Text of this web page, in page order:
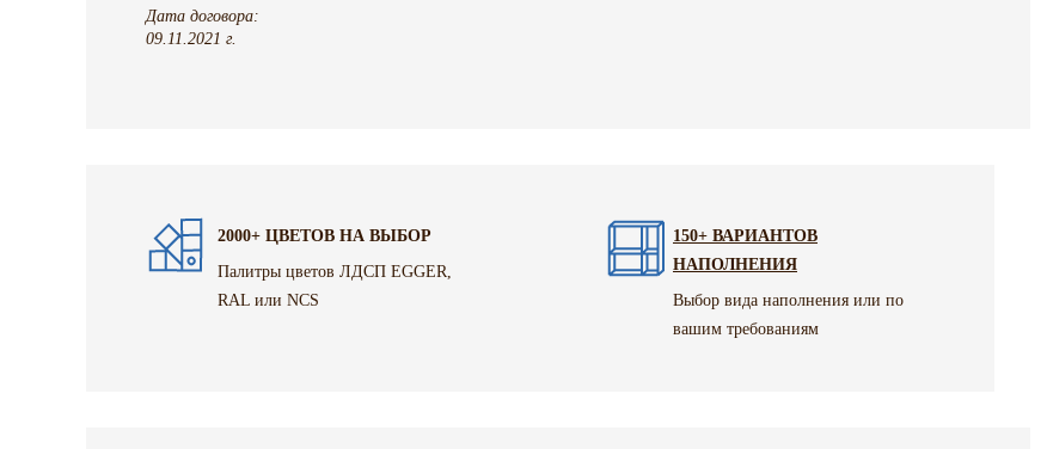
Дата договора:
09.11.2021 г.
2000+ ЦВЕТОВ НА ВЫБОР
Палитры цветов ЛДСП EGGER,
RAL или NCS
150+ ВАРИАНТОВ
НАПОЛНЕНИЯ
Выбор вида наполнения или по
вашим требованиям